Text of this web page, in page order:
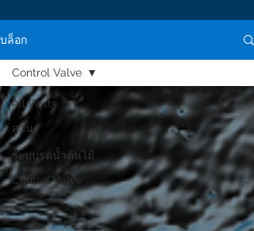
บล็อก
All Posts
สวน
ระบบรดน้ำต้นไม้
Control Valve
Control Valve